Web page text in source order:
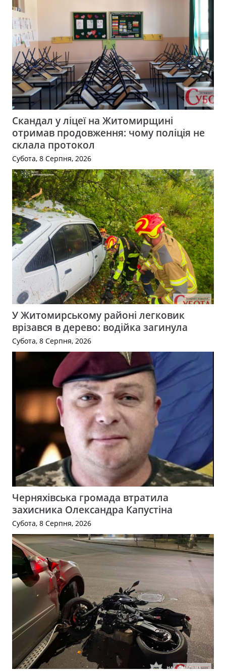
Скандал у ліцеї на Житомирщині
отримав продовження: чому поліція не
склала протокол
Субота, 8 Серпня, 2026
У Житомирському районі легковик
врізався в дерево: водійка загинула
Субота, 8 Серпня, 2026
Черняхівська громада втратила
захисника Олександра Капустіна
Субота, 8 Серпня, 2026